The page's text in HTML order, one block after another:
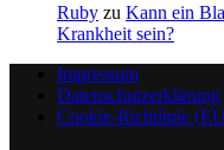
Ruby zu Kann ein
Krankheit sein?
Impressum
Datenschutzerklärung
Cookie-Richtlinie